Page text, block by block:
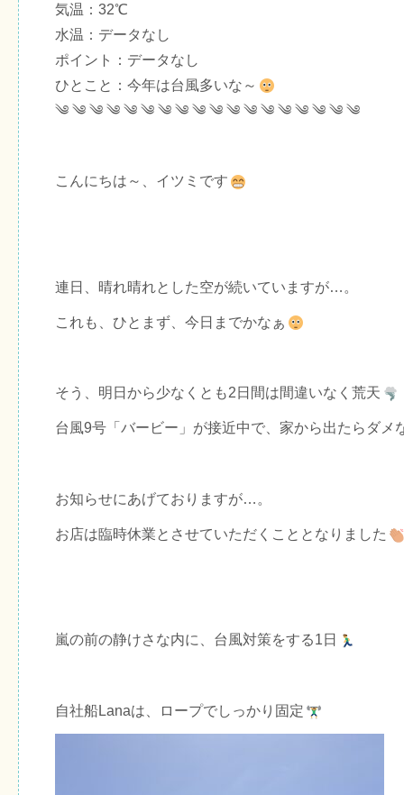
気温：32℃
水温：データなし
ポイント：データなし
ひとこと：今年は台風多いな～
༄ ༄ ༄ ༄ ༄ ༄ ༄ ༄ ༄ ༄ ༄ ༄ ༄ ༄ ༄ ༄ ༄ ༄
こんにちは～、イツミです
連日、晴れ晴れとした空が続いていますが…。
これも、ひとまず、今日までかなぁ
そう、明日から少なくとも2日間は間違いなく荒天
台風9号「バービー」が接近中で、家から出たらダメ
お知らせにあげておりますが…。
お店は臨時休業とさせていただくこととなりました
嵐の前の静けさな内に、台風対策をする1日
自社船Lanaは、ロープでしっかり固定